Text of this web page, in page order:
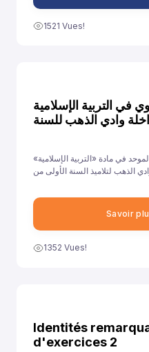
1521 Vues!
في التربية الإسلامية
وادي الذهب للسنة
في مادة «التربية الإسلامية»
بجهة الداخلة وادي الذهب لتلاميذ السنة الأولى من
على الاستعداد الجيد لخوض غمار
Savoir
1352 Vues!
Identités
d'exercices 2